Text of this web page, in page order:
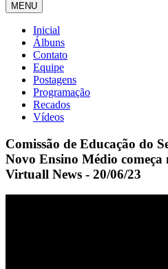
MENU
Inicial
Álbuns
Contato
Equipe
Postagens
Programação
Recados
Vídeos
Comissão de Educação do
Novo Ensino Médio
Virtuall News - 20/06/23